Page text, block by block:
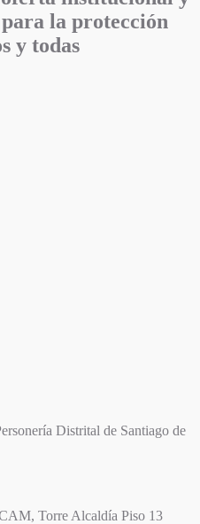
la protección
y todas
Distrital de Santiago de
Torre Alcaldía Piso 13